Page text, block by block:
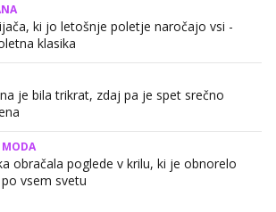
ki jo letošnje poletje naročajo vsi -
klasika
je bila trikrat, zdaj pa je spet srečno
obračala poglede v krilu, ki je obnorelo
vsem svetu